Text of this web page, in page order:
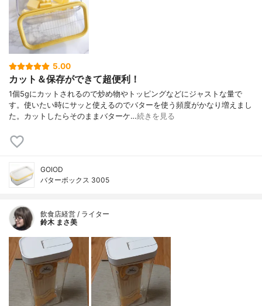
5.00
カット＆保存ができて超便利！
1個5gにカットされるので炒め物やトッピングなどにジャストな量で
す。使いたい時にサッと使えるのでバターを使う頻度がかなり増えまし
た。カットしたらそのままバターケ…続きを見る
GOIOD
バターボックス 3005
飲食店経営 / ライター
鈴木 まさ美